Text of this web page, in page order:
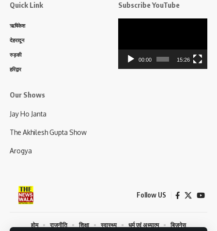
Quick Link
ऋषिकेश
देहरादून
रुड़की
हरिद्वार
Subscribe YouTube
00:00 15:26
Our Shows
Jay Ho Janta
The Akhilesh Gupta Show
Arogya
Follow US
होम राजनीति शिक्षा स्वास्थ्य धर्म एवं अध्यात्म बिज़नेस